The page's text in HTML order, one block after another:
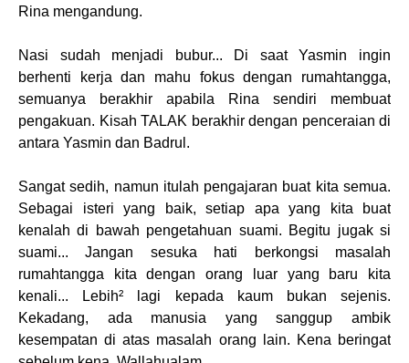
Rina mengandung.
Nasi sudah menjadi bubur... Di saat Yasmin ingin
berhenti kerja dan mahu fokus dengan rumahtangga,
semuanya berakhir apabila Rina sendiri membuat
pengakuan. Kisah TALAK berakhir dengan penceraian di
antara Yasmin dan Badrul.
Sangat sedih, namun itulah pengajaran buat kita semua.
Sebagai isteri yang baik, setiap apa yang kita buat
kenalah di bawah pengetahuan suami. Begitu jugak si
suami... Jangan sesuka hati berkongsi masalah
rumahtangga kita dengan orang luar yang baru kita
kenali... Lebih² lagi kepada kaum bukan sejenis.
Kekadang, ada manusia yang sanggup ambik
kesempatan di atas masalah orang lain. Kena beringat